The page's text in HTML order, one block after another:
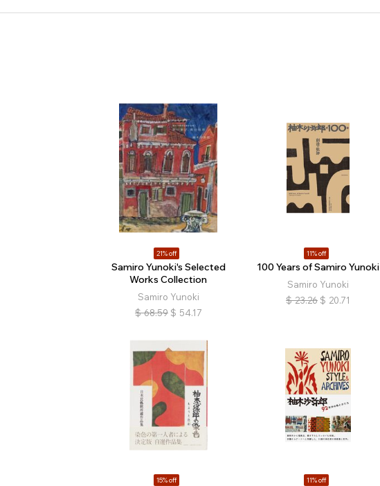
21% off
Samiro Yunoki's Selected
Works Collection
Samiro Yunoki
$ 68.59 $ 54.17
11% off
100 Years of Samiro Yunoki
Samiro Yunoki
$ 23.26 $ 20.71
15% off 11% off